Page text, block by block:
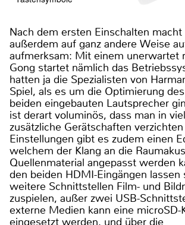
Nach dem ersten Einschalten macht
außerdem auf ganz andere Weise
aufmerksam: Mit einem unerwartet
Gong startet nämlich das
hatten ja die Spezialisten von
Spiel, als es um die Optimierung
beiden eingebauten Lautsprecher
ist derart voluminös, dass man in
zusätzliche Gerätschaften
Einstellungen gibt es zudem einen
welchem der Klang an die
Quellenmaterial angepasst werden
den beiden HDMI-Eingängen lassen
weitere Schnittstellen Film- und
zuspielen, außer zwei USB-
externe Medien kann eine microSD-